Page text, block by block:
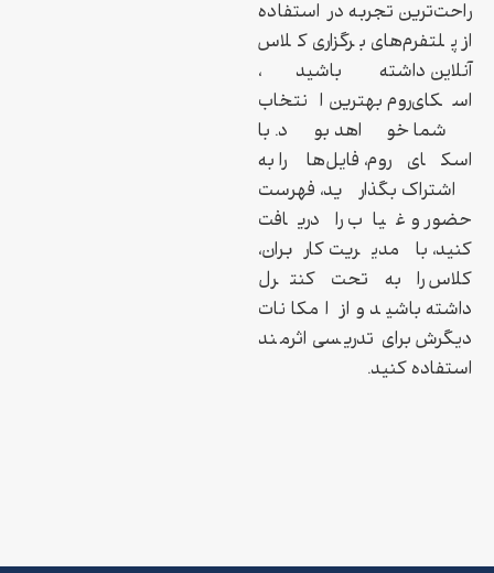
راحت‌ترین تجربه در استفاده
از پلتفرم‌های برگزاری کلاس
آنلاین داشته باشید،
اسکای‌روم بهترین انتخاب
شما خواهد بود. با
اسکای‌روم، فایل‌ها را به
اشتراک بگذارید، فهرست
حضور و غیاب را دریافت
کنید، با مدیریت کاربران،
کلاس را به تحت کنترل
داشته باشید و از امکانات
دیگرش برای تدریسی اثرمند
استفاده کنید.